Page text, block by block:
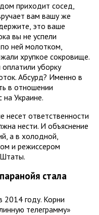
приходит сосед,
вам вашу же
это ваше
вы не успели
ней молотком,
хрупкое сокровище.
уборку
Абсурд? Именно в
в отношении
на Украине.
несет ответственности
нести. И объяснение
а в холодной,
и режиссером
стала
2014 году. Корни
телеграмму»